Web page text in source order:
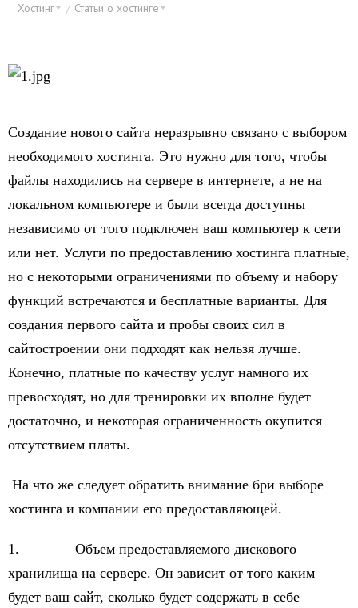
Хостинг Статьи о хостинге
Создание нового сайта неразрывно связано с выбором
необходимого хостинга. Это нужно для того, чтобы
файлы находились на сервере в интернете, а не на
локальном компьютере и были всегда доступны
независимо от того подключен ваш компьютер к сети
или нет. Услуги по предоставлению хостинга платные,
но с некоторыми ограничениями по объему и набору
функций встречаются и бесплатные варианты. Для
создания первого сайта и пробы своих сил в
сайтостроении они подходят как нельзя лучше.
Конечно, платные по качеству услуг намного их
превосходят, но для тренировки их вполне будет
достаточно, и некоторая ограниченность окупится
отсутствием платы.
На что же следует обратить внимание бри выборе
хостинга и компании его предоставляющей.
1. Объем предоставляемого дискового
хранилища на сервере. Он зависит от того каким
будет ваш сайт, сколько будет содержать в себе